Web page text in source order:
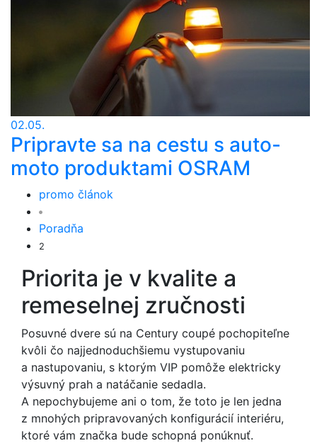
02.05.
Pripravte sa na cestu s auto-
moto produktami OSRAM
promo článok
Poradňa
2
Priorita je v kvalite a
remeselnej zručnosti
Posuvné dvere sú na Century coupé pochopiteľne
kvôli čo najjednoduchšiemu vystupovaniu
a nastupovaniu, s ktorým VIP pomôže elektricky
výsuvný prah a natáčanie sedadla.
A nepochybujeme ani o tom, že toto je len jedna
z mnohých pripravovaných konfigurácií interiéru,
ktoré vám značka bude schopná ponúknuť.